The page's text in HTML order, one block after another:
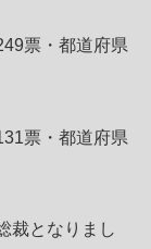
票・都道府県
票・都道府県
裁となりまし